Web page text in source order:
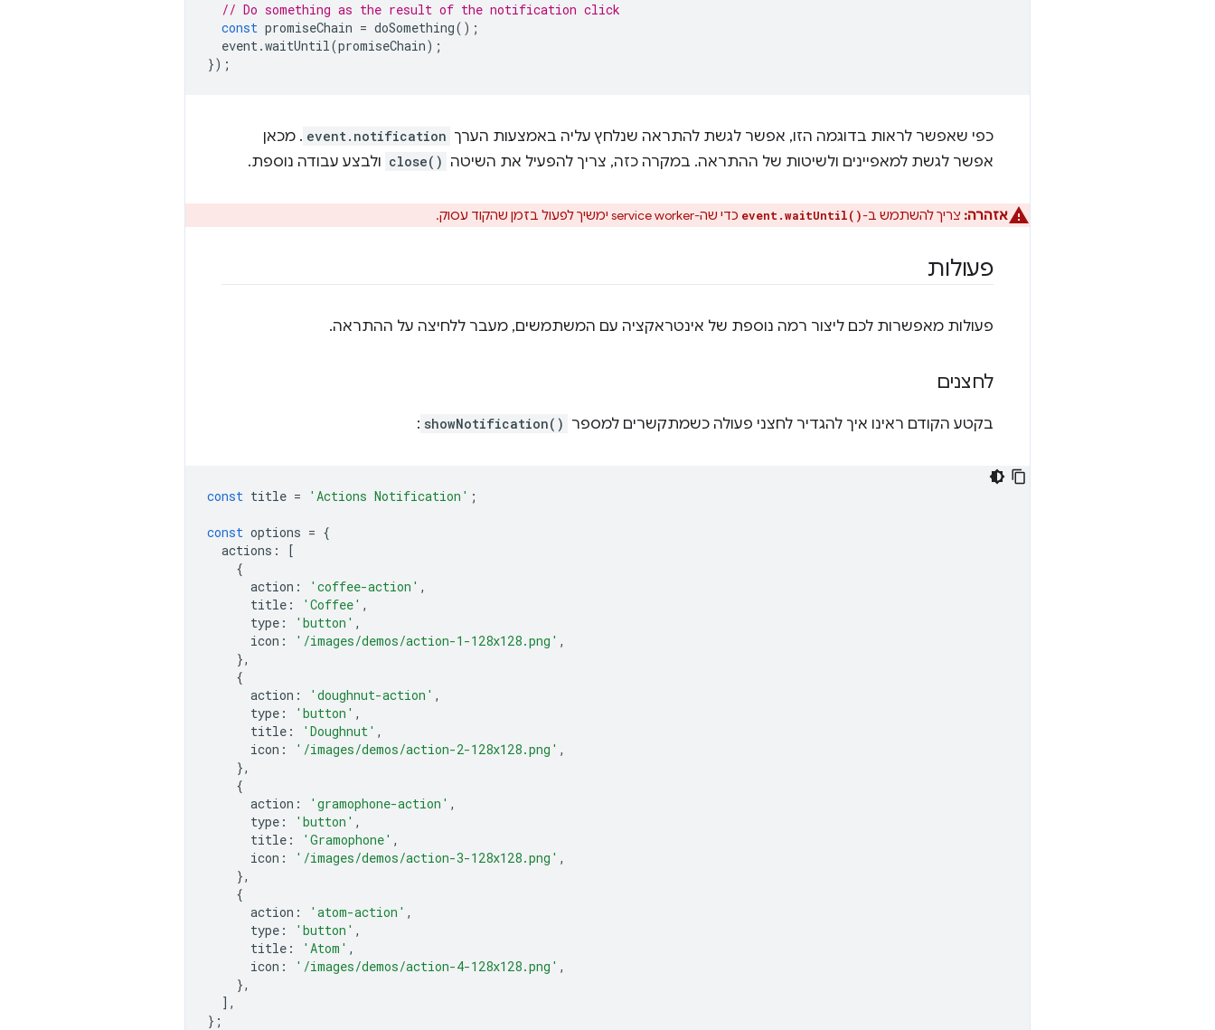
// Do something as the result of the notification click
const promiseChain = doSomething();
event.waitUntil(promiseChain);
});
כפי שאפשר לראות בדוגמה הזו, אפשר לגשת להתראה שנלחץ עליה באמצעות הערך event.notification . מכאן
אפשר לגשת למאפיינים ולשיטות של ההתראה. במקרה כזה, צריך להפעיל את השיטה close() ולבצע עבודה נוספת.
אזהרה: צריך להשתמש ב-event.waitUntil() כדי שה-service worker ימשיך לפעול בזמן שהקוד עסוק.
פעולות
פעולות מאפשרות לכם ליצור רמה נוספת של אינטראקציה עם המשתמשים, מעבר ללחיצה על ההתראה.
לחצנים
בקטע הקודם ראינו איך להגדיר לחצני פעולה כשמתקשרים למספר showNotification()
:
const title = 'Actions Notification' ;
const options = {
actions :
[
{
action : 'coffee-action' ,
title : 'Coffee' ,
type : 'button' ,
icon : '/images/demos/action-1-128x128.png' ,
},
{
action : 'doughnut-action' ,
type : 'button' ,
title : 'Doughnut' ,
icon : '/images/demos/action-2-128x128.png' ,
},
{
action : 'gramophone-action' ,
type : 'button' ,
title : 'Gramophone' ,
icon : '/images/demos/action-3-128x128.png' ,
},
{
action : 'atom-action' ,
type : 'button' ,
title : 'Atom' ,
icon : '/images/demos/action-4-128x128.png' ,
},
],
};